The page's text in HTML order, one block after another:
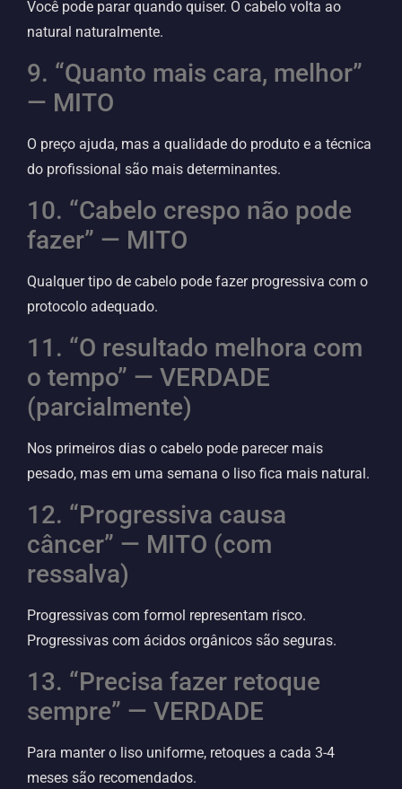
Você pode parar quando quiser. O cabelo volta ao
natural naturalmente.
9. “Quanto mais cara, melhor”
— MITO
O preço ajuda, mas a qualidade do produto e a técnica
do profissional são mais determinantes.
10. “Cabelo crespo não pode
fazer” — MITO
Qualquer tipo de cabelo pode fazer progressiva com o
protocolo adequado.
11. “O resultado melhora com
o tempo” — VERDADE
(parcialmente)
Nos primeiros dias o cabelo pode parecer mais
pesado, mas em uma semana o liso fica mais natural.
12. “Progressiva causa
câncer” — MITO (com
ressalva)
Progressivas com formol representam risco.
Progressivas com ácidos orgânicos são seguras.
13. “Precisa fazer retoque
sempre” — VERDADE
Para manter o liso uniforme, retoques a cada 3-4
meses são recomendados.